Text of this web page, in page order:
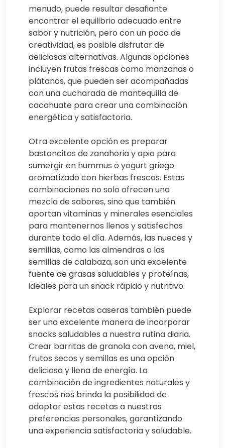
menudo, puede resultar desafiante
encontrar el equilibrio adecuado entre
sabor y nutrición, pero con un poco de
creatividad, es posible disfrutar de
deliciosas alternativas. Algunas opciones
incluyen frutas frescas como manzanas o
plátanos, que pueden ser acompañadas
con una cucharada de mantequilla de
cacahuate para crear una combinación
energética y satisfactoria.
Otra excelente opción es preparar
bastoncitos de zanahoria y apio para
sumergir en hummus o yogurt griego
aromatizado con hierbas frescas. Estas
combinaciones no solo ofrecen una
mezcla de sabores, sino que también
aportan vitaminas y minerales esenciales
para mantenernos llenos y satisfechos
durante todo el día. Además, las nueces y
semillas, como las almendras o las
semillas de calabaza, son una excelente
fuente de grasas saludables y proteínas,
ideales para un snack rápido y nutritivo.
Explorar recetas caseras también puede
ser una excelente manera de incorporar
snacks saludables a nuestra rutina diaria.
Crear barritas de granola con avena, miel,
frutos secos y semillas es una opción
deliciosa y llena de energía. La
combinación de ingredientes naturales y
frescos nos brinda la posibilidad de
adaptar estas recetas a nuestras
preferencias personales, garantizando
una experiencia satisfactoria y saludable.